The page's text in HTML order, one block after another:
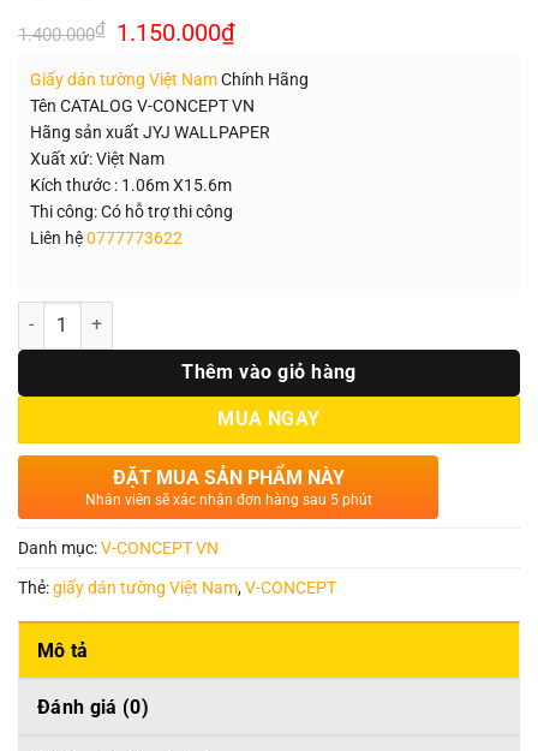
1.400.000₫ Giá
gốc
1.400.000₫.
1.150.000₫Giá
hiện
là:
1.150.000₫.
Giấy dán tường Việt NamChính Hãng
Tên CATALOG V-CONCEPT VN
Hãng sản xuất JYJ WALLPAPER
Xuất xứ: Việt Nam
Kích thước : 1.06m X15.6m
Thi công: Có hỗ trợ thi công
Liên hệ0777773622
Số lượng
Thêm vào giỏ hàng
MUA NGAY
ĐẶT MUA SẢN PHẨM NÀY
Nhân viên sẽ xác nhận đơn hàng sau 5 phút
Danh mục:V-CONCEPT VN
Thẻ:giấy dán tường Việt Nam,V-CONCEPT
Mô tả
Đánh giá (0)